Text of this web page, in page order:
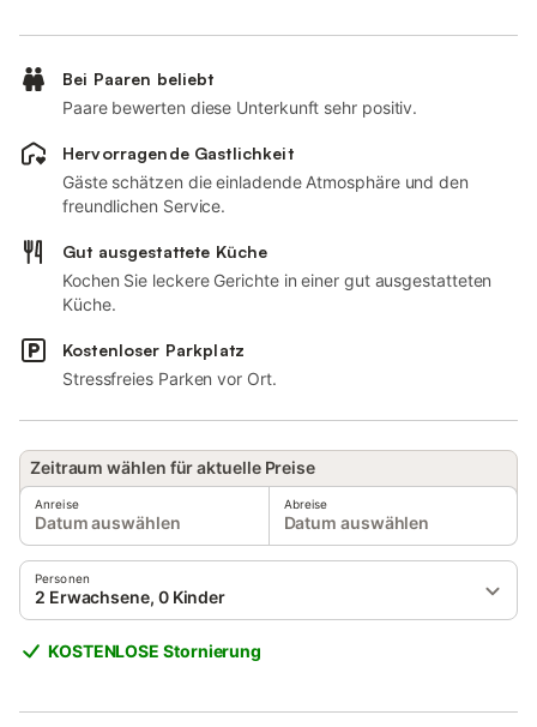
Bei Paaren beliebt
Paare bewerten diese Unterkunft sehr positiv.
Hervorragende Gastlichkeit
Gäste schätzen die einladende Atmosphäre und den
freundlichen Service.
Gut ausgestattete Küche
Kochen Sie leckere Gerichte in einer gut ausgestatteten
Küche.
Kostenloser Parkplatz
Stressfreies Parken vor Ort.
Zeitraum wählen für aktuelle Preise
Anreise
Datum auswählen
Abreise
Datum auswählen
Personen
2 Erwachsene, 0 Kinder
KOSTENLOSE Stornierung